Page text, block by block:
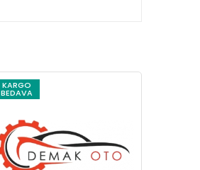
KARGO
BEDAVA